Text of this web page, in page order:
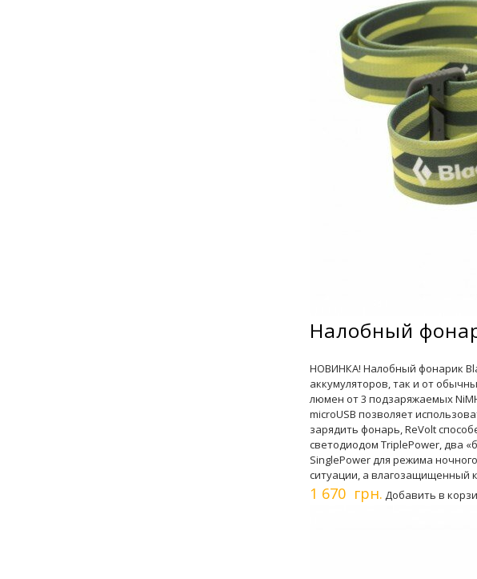
Налобный
НОВИНКА! Налобный фонарик
аккумуляторов, так и от
люмен от 3 подзаряжаемых
microUSB позволяет
зарядить фонарь, ReVolt
светодиодом TriplePower, два
SinglePower для режима
ситуации, а влагозащищенный
1 670 грн. Добавить в